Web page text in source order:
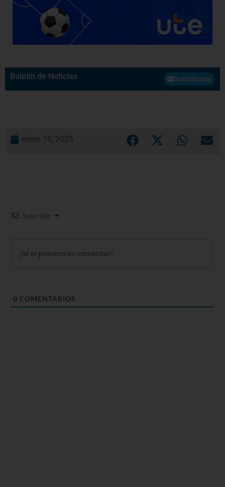
Boletín de Noticias Suscribirme
enero 10, 2025
Suscribir
0 COMENTARIOS